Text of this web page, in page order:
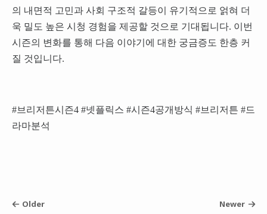
의 내면적 고민과 사회 구조적 갈등이 유기적으로 얽혀 더
욱 밀도 높은 시청 경험을 제공할 것으로 기대됩니다. 이번
시즌의 변화를 통해 다음 이야기에 대한 궁금증도 한층 커
질 것입니다.
#브리저튼시즌4 #넷플릭스 #시즌4공개방식 #브리저튼 #드
라마분석
Older Newer